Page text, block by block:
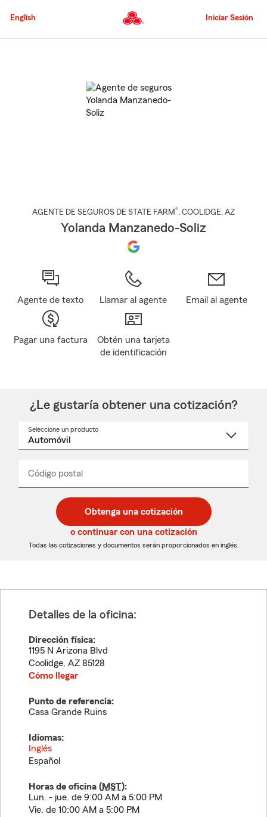
al
principal
English Iniciar Sesión
AGENTE DE SEGUROS DE STATE FARM®, COOLIDGE, AZ
Yolanda Manzanedo-Soliz
Agente de texto Llamar al agente Email al agente
Pagar una factura
Obtén una tarjeta
de identificación
¿Le gustaría obtener una cotización?
Seleccione un producto
desplegable
Código postal
de
5
dígitos
de
5
dígitos
_____
Obtenga una cotización
o continuar con una cotización
Todas las cotizaciones y documentos serán proporcionados en inglés.
Detalles de la oficina:
Dirección física:
1195 N Arizona Blvd
Coolidge, AZ 85128
Cómo llegar
Punto de referencia:
Casa Grande Ruins
Idiomas:
Inglés
Español
Horas de oficina (MST):
Lun. - jue. de 9:00 AM a 5:00 PM
Vie. de 10:00 AM a 5:00 PM